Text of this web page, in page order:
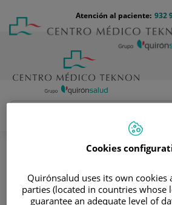
contenido
Menú
teléfono
cabecera
932
Atención al paciente:
Eduardo
Cookies
Quirónsalud uses its own cookies
parties (located in countries whose
guarantee an adequate level of